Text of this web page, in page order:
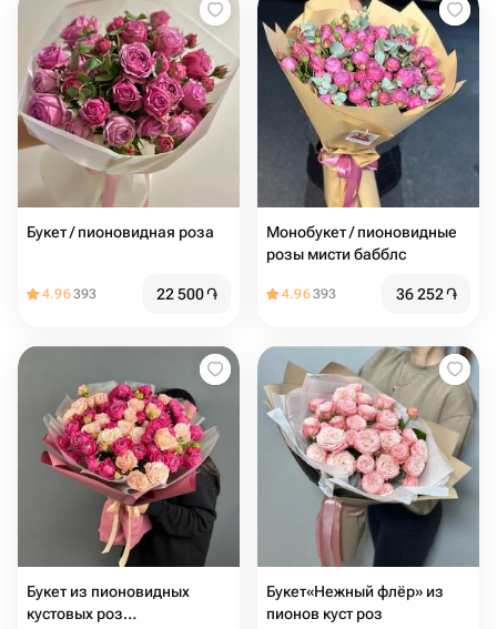
Букет / пионовидная роза
4.96393 22 500֏
Монобукет / пионовидные
розы мисти бабблс
4.96393 36 252֏
Букет из пионовидных
кустовых роз
Букет«Нежный флёр» из
пионов куст роз